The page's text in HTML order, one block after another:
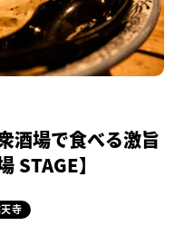
酒場で食べる激旨
STAGE】
寺